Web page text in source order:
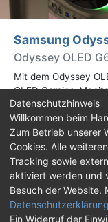
Samsung
Odyssey OLED
Mit dem Odyssey
OLED Gaming-
WQHD-Auflösung
Herz und Nieren
Impressum
Feed
Datenschutzhinweis
Willkommen beim
Zum Betrieb unserer
Cookies. Alle
Tracking sowie
aktiviert werden und
Besuch der Website.
Datenschutzerklärung
Ein Widerruf der